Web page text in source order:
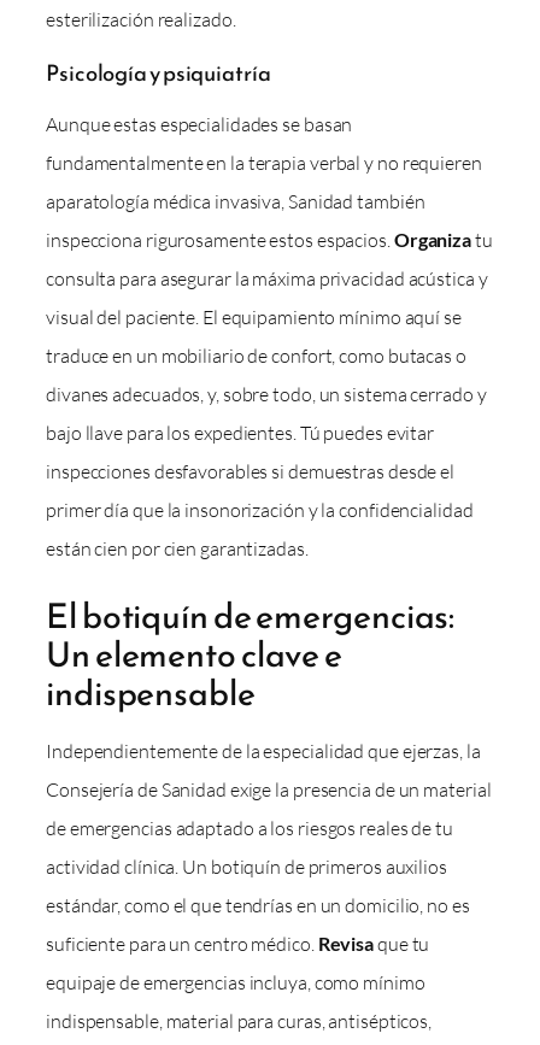
esterilización realizado.
Psicología y psiquiatría
Aunque estas especialidades se basan
fundamentalmente en la terapia verbal y no requieren
aparatología médica invasiva, Sanidad también
inspecciona rigurosamente estos espacios. Organizatu
consulta para asegurar la máxima privacidad acústica y
visual del paciente. El equipamiento mínimo aquí se
traduce en un mobiliario de confort, como butacas o
divanes adecuados, y, sobre todo, un sistema cerrado y
bajo llave para los expedientes. Tú puedes evitar
inspecciones desfavorables si demuestras desde el
primer día que la insonorización y la confidencialidad
están cien por cien garantizadas.
El botiquín de emergencias:
Un elemento clave e
indispensable
Independientemente de la especialidad que ejerzas, la
Consejería de Sanidad exige la presencia de un material
de emergencias adaptado a los riesgos reales de tu
actividad clínica. Un botiquín de primeros auxilios
estándar, como el que tendrías en un domicilio, no es
suficiente para un centro médico. Revisaque tu
equipaje de emergencias incluya, como mínimo
indispensable, material para curas, antisépticos,